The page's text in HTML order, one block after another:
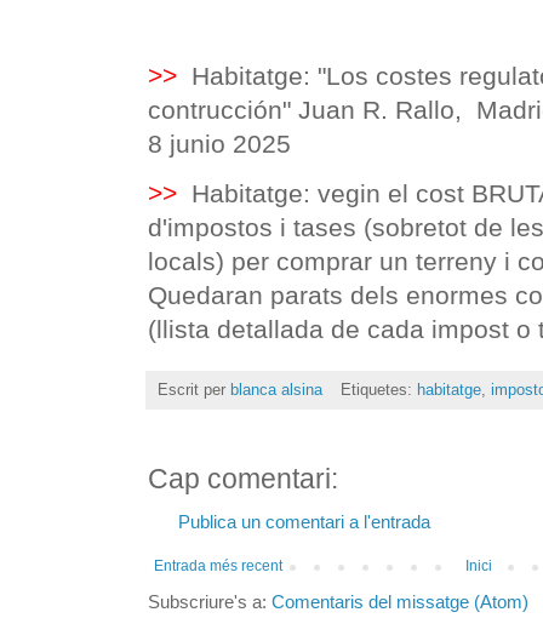
>> Habitatge: "Los costes
contrucción" Juan R. Rallo,
8 junio 2025
>> Habitatge: vegin el cost
d'impostos i tases (sobretot de
locals) per comprar un terreny i
Quedaran parats dels enormes
(llista detallada de cada impost
Escrit per blanca alsina Etiquetes: habitatge,
Cap comentari:
Publica un comentari a l'entrada
Entrada més recent Inici
Subscriure's a: Comentaris del missatge (Atom)